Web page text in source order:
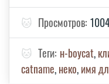
🐱 Просмотров:
🐱 Теги: н-boycat,
catnamе,неко,имя